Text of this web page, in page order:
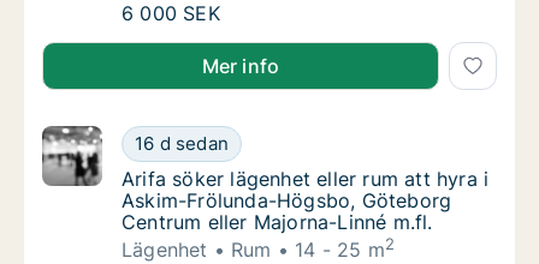
Shadia söker lägenhet eller rum att hyra i
6 000 SEK
Shadia söker lägenhet eller rum att hyra i Göteborg
Mer info
Arifa söker lägenhet eller rum att hyra i
16 d sedan
Arifa söker lägenhet eller rum att hyra i
Arifa söker lägenhet eller rum att hyra i
Askim-Frölunda-Högsbo, Göteborg
Centrum eller Majorna-Linné m.fl.
Lägenhet
Rum 14 - 25 m2